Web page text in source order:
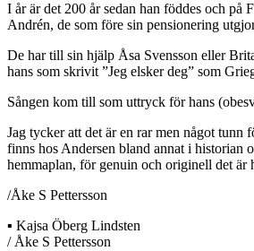
I år är det 200 år sedan han föddes och på
Andrén, de som före sin pensionering
De har till sin hjälp Åsa Svensson eller
hans som skrivit ”Jeg elsker deg” som
Sången kom till som uttryck för hans
Jag tycker att det är en rar men något
finns hos Andersen bland annat i historian
hemmaplan, för genuin och originell det är
/Åke S Pettersson
▪ Kajsa Öberg Lindsten
/ Åke S Pettersson